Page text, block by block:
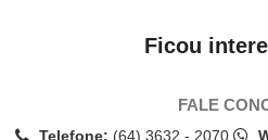
Ficou
FALE
Telefone: (64) 3632 - 2070